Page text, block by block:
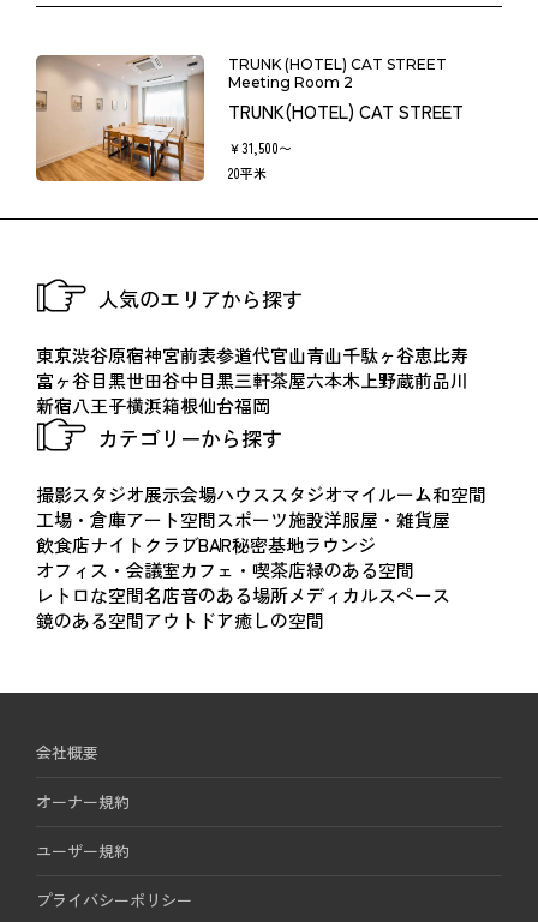
テル担当スタッフにご連絡ください。この場合、それまでに
し受けます。なお、キャンセル料・日程変更料について、未
決済またはお振込前の場合はキャンセルまたは日程変更成立
日の翌日（翌日を１営業日とする）から５営業日以内にお支
払ください。ご決済後またはお振込後の場合は、返金処理い
たします。
（１）宴会等当日の89日前から60日前まで
キャンセル料・日程変更料・・・最終お見積金額の30%
キャンセル料・日程変更料・・・最終お見積金額の40%
（３）宴会等当日の29日前から11日前まで
キャンセル料・日程変更料・・・最終お見積金額の50%
キャンセル料・日程変更料・・・最終お見積金額の80%
（５）宴会等当日の取消料及び変更料
キャンセル料・日程変更料・・・最終お見積金額の100%
(注)実費とは、当ホテルまたは当ホテル指定取引先が負担した
５．装飾等の手配
当ホテルより当ホテル指定取引先に手配させていただきま
す。お客様が当ホテル指定取引先以外の取引先（以下「指定
承諾を得ることなく指定外取引先にご依頼されたことを原因
TRUNK (HOTEL) CAT STREET
Meeting Room 2
TRUNK(HOTEL) CAT STREET
￥31,500〜
20平米
人気のエリアから探す
東京渋谷原宿神宮前表参道代官山青山千駄ヶ谷恵比寿
富ヶ谷目黒世田谷中目黒三軒茶屋六本木上野蔵前品川
新宿八王子横浜箱根仙台福岡
カテゴリーから探す
撮影スタジオ展示会場ハウススタジオマイルーム和空間
工場・倉庫アート空間スポーツ施設洋服屋・雑貨屋
飲食店ナイトクラブBAR秘密基地ラウンジ
オフィス・会議室カフェ・喫茶店緑のある空間
レトロな空間名店音のある場所メディカルスペース
鏡のある空間アウトドア癒しの空間
会社概要
オーナー規約
ユーザー規約
プライバシーポリシー